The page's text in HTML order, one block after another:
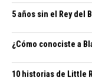
5 años sin el Rey del
¿Cómo conociste a
10 historias de Little